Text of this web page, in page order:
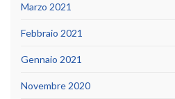
Marzo 2021
Febbraio 2021
Gennaio 2021
Novembre 2020